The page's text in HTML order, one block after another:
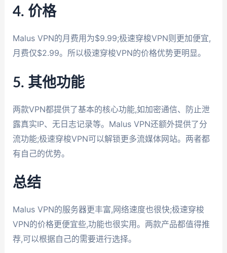
4. 价格
Malus VPN的月费用为$9.99;极速穿梭VPN则更加便宜,
月费仅$2.99。所以极速穿梭VPN的价格优势更明显。
5. 其他功能
两款VPN都提供了基本的核心功能,如加密通信、防止泄
露真实IP、无日志记录等。Malus VPN还额外提供了分
流功能;极速穿梭VPN可以解锁更多流媒体网站。两者都
有自己的优势。
总结
Malus VPN的服务器更丰富,网络速度也很快;极速穿梭
VPN的价格更便宜些,功能也很实用。两款产品都值得推
荐,可以根据自己的需要进行选择。